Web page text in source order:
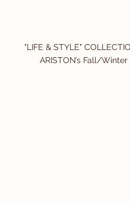
"LIFE & STYLE"
ARISTON’s Fall/Winter